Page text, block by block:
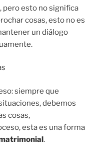
pero esto no significa
cosas, esto no es
un diálogo
siempre que
debemos
cosas,
esta es una forma
.